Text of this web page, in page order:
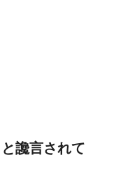
讒言されて